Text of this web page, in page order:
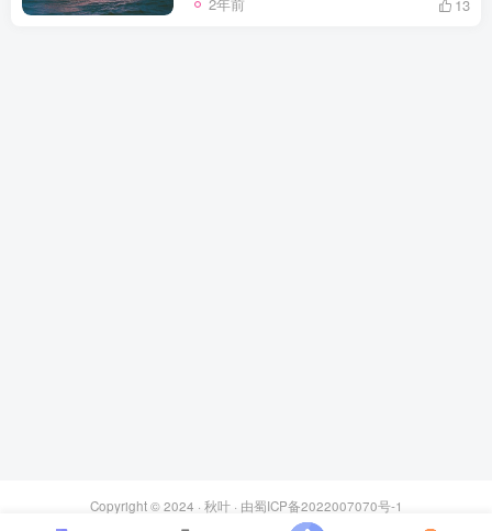
13
Copyright © 2024 · 秋叶· 由蜀ICP备2022007070号-1